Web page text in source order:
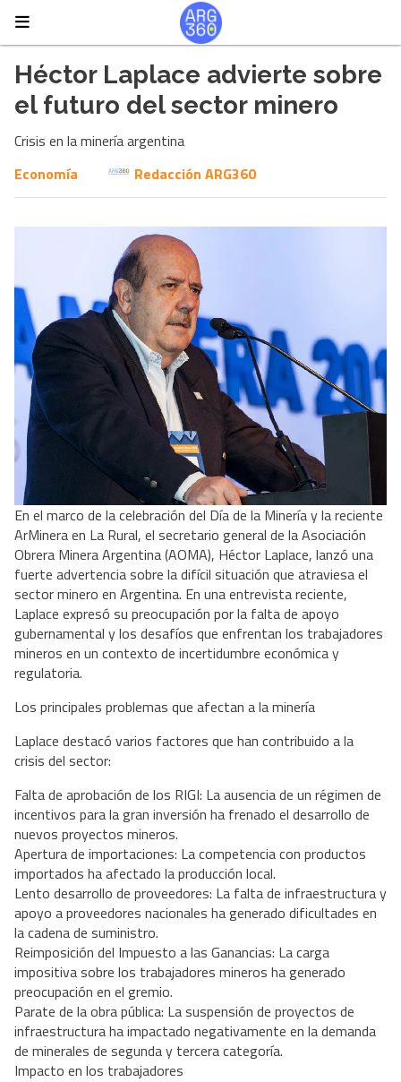
Héctor Laplace advierte sobre
el futuro del sector minero
Crisis en la minería argentina
Economía
Redacción ARG360
En el marco de la celebración del Día de la Minería y la reciente
ArMinera en La Rural, el secretario general de la Asociación
Obrera Minera Argentina (AOMA), Héctor Laplace, lanzó una
fuerte advertencia sobre la difícil situación que atraviesa el
sector minero en Argentina. En una entrevista reciente,
Laplace expresó su preocupación por la falta de apoyo
gubernamental y los desafíos que enfrentan los trabajadores
mineros en un contexto de incertidumbre económica y
regulatoria.
Los principales problemas que afectan a la minería
Laplace destacó varios factores que han contribuido a la
crisis del sector:
Falta de aprobación de los RIGI: La ausencia de un régimen de
incentivos para la gran inversión ha frenado el desarrollo de
nuevos proyectos mineros.
Apertura de importaciones: La competencia con productos
importados ha afectado la producción local.
Lento desarrollo de proveedores: La falta de infraestructura y
apoyo a proveedores nacionales ha generado dificultades en
la cadena de suministro.
Reimposición del Impuesto a las Ganancias: La carga
impositiva sobre los trabajadores mineros ha generado
preocupación en el gremio.
Parate de la obra pública: La suspensión de proyectos de
infraestructura ha impactado negativamente en la demanda
de minerales de segunda y tercera categoría.
Impacto en los trabajadores